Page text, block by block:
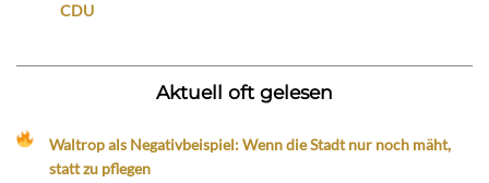
CDU
Aktuell oft gelesen
Waltrop als Negativbeispiel: Wenn die Stadt nur noch mäht,
statt zu pflegen